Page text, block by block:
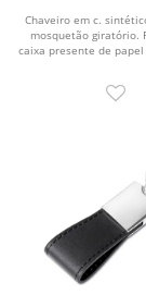
Chaveiro em c.
mosquetão giratório.
caixa presente de